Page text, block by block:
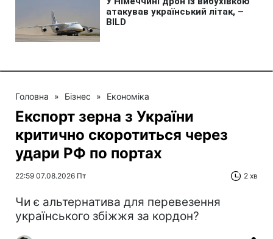
Головна » Бізнес » Економіка
Експорт зерна з України
критично скоротиться через
удари РФ по портах
22:59 07.08.2026 Пт 2 хв
Чи є альтернатива для перевезення
українського збіжжя за кордон?